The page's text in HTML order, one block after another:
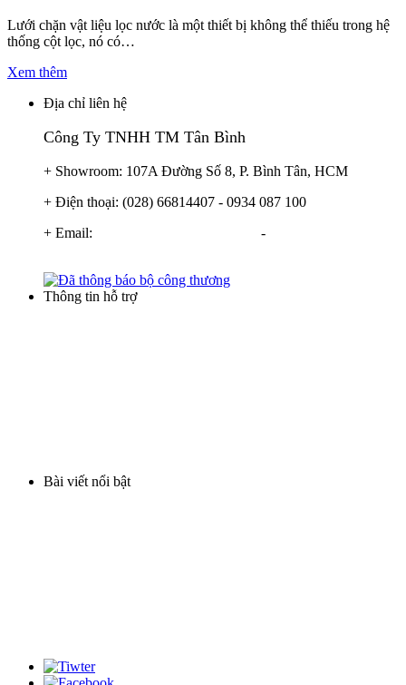
Lưới chặn vật liệu lọc nước là một thiết bị không thể thiếu trong hệ
thống cột lọc, nó có…
Xem thêm
Địa chỉ liên hệ
Công Ty TNHH TM Tân Bình
+ Showroom: 107A Đường Số 8, P. Bình Tân, HCM
+ Điện thoại: (028) 66814407 - 0934 087 100
+ Email:
-
Thông tin hỗ trợ
Bài viết nổi bật